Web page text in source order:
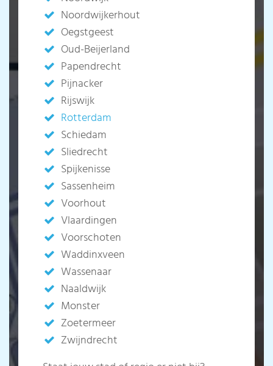
Noordwijkerhout
Oegstgeest
Oud-Beijerland
Papendrecht
Pijnacker
Rijswijk
Rotterdam
Schiedam
Sliedrecht
Spijkenisse
Sassenheim
Voorhout
Vlaardingen
Voorschoten
Waddinxveen
Wassenaar
Naaldwijk
Monster
Zoetermeer
Zwijndrecht